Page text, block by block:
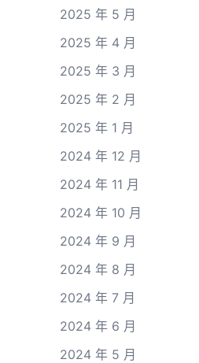
2025 年 5 月
2025 年 4 月
2025 年 3 月
2025 年 2 月
2025 年 1 月
2024 年 12 月
2024 年 11 月
2024 年 10 月
2024 年 9 月
2024 年 8 月
2024 年 7 月
2024 年 6 月
2024 年 5 月